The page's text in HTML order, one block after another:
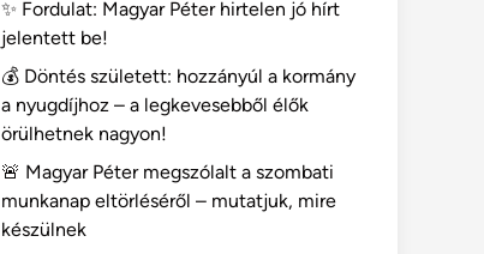
✨ Fordulat: Magyar Péter hirtelen jó hírt
jelentett be!
💰 Döntés született: hozzányúl a kormány
a nyugdíjhoz – a legkevesebből élők
örülhetnek nagyon!
🚨 Magyar Péter megszólalt a szombati
munkanap eltörléséről – mutatjuk, mire
készülnek